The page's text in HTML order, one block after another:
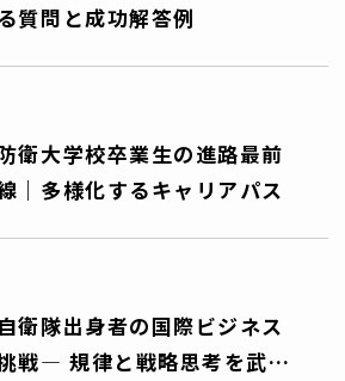
る質問と成功解答例
衛大学校卒業生の進路最前
｜多様化するキャリアパス
衛隊出身者の国際ビジネス
戦― 規律と戦略思考を武器